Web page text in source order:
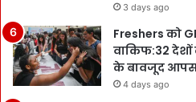
3 days ago
Freshers को
वाकिफ:32
के बावजूद
4 days ago